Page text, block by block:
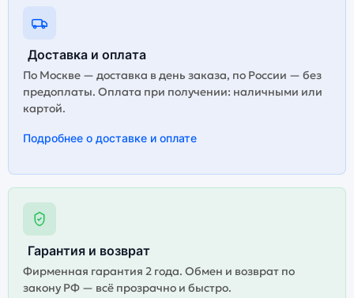
Доставка и оплата
По Москве — доставка в день заказа, по России — без
предоплаты. Оплата при получении: наличными или
картой.
Подробнее о доставке и оплате
Гарантия и возврат
Фирменная гарантия 2 года. Обмен и возврат по
закону РФ — всё прозрачно и быстро.